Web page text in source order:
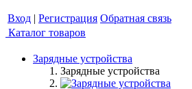
Вход | Регистрация Обратная связь
Каталог товаров
Зарядные устройства
Зарядные устройства